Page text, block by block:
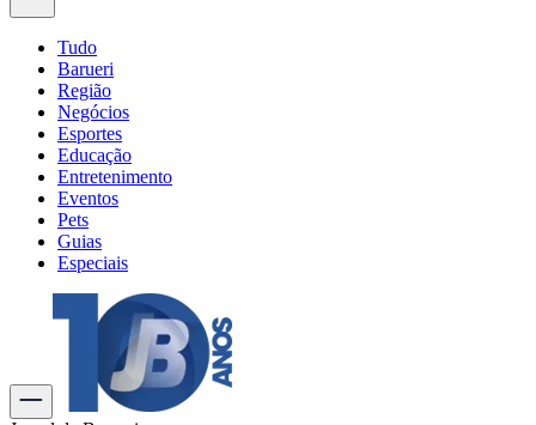
Tudo
Barueri
Região
Negócios
Esportes
Educação
Entretenimento
Eventos
Pets
Guias
Especiais
Explore Tudo
Últimas Notícias
Previsão do Tempo
Trânsito e Rotas
Dia a Dia & Lazer